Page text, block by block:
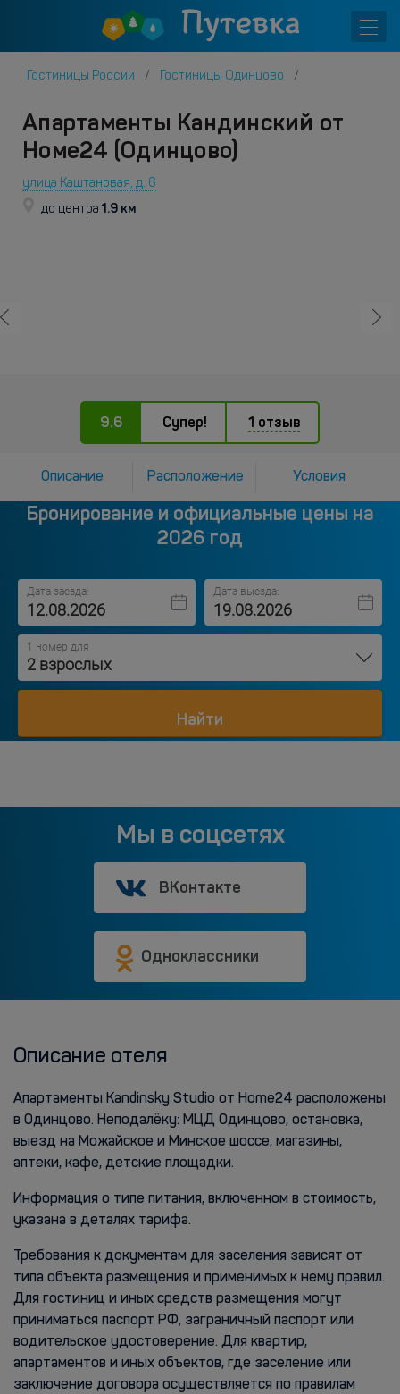
Гостиницы России Гостиницы Одинцово
Апартаменты Кандинский от
Номе24 (Одинцово)
улица Каштановая, д. 6
до центра 1.9 км
9.6 Супер! 1 отзыв
Описание Расположение Условия
Бронирование и официальные цены на
2026 год
Дата заезда: Дата выезда:
1 номер для
2 взрослых
Найти
Мы в соцсетях
ВКонтакте
Одноклассники
Описание отеля
Апартаменты Kandinsky Studio от Home24 расположены
в Одинцово. Неподалёку: МЦД Одинцово, остановка,
выезд на Можайское и Минское шоссе, магазины,
аптеки, кафе, детские площадки.
Информация о типе питания, включенном в стоимость,
указана в деталях тарифа.
Требования к документам для заселения зависят от
типа объекта размещения и применимых к нему правил.
Для гостиниц и иных средств размещения могут
приниматься паспорт РФ, заграничный паспорт или
водительское удостоверение. Для квартир,
апартаментов и иных объектов, где заселение или
заключение договора осуществляется по правилам